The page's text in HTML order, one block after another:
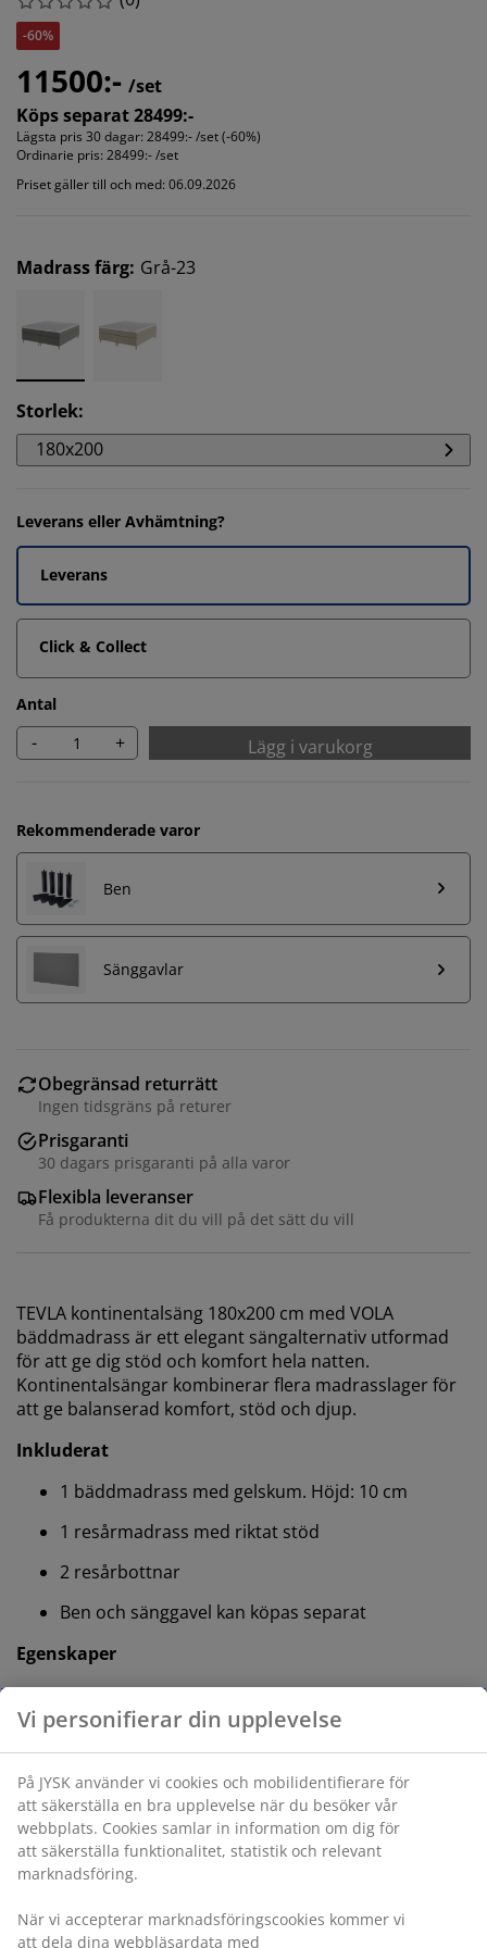
-60%
11500:- /set
Köps separat 28499:-
Lägsta pris 30 dagar: 28499:- /set (-60%)
Ordinarie pris: 28499:- /set
Priset gäller till och med: 06.09.2026
Madrass färg: Grå-23
Storlek:
180x200
Leverans eller Avhämtning?
Leverans
Click & Collect
Antal
- + Lägg i varukorg
Rekommenderade varor
Ben
Sänggavlar
Obegränsad returrätt
Ingen tidsgräns på returer
Prisgaranti
30 dagars prisgaranti på alla varor
Flexibla leveranser
Få produkterna dit du vill på det sätt du vill
TEVLA kontinentalsäng 180x200 cm med VOLA
bäddmadrass är ett elegant sängalternativ utformad
för att ge dig stöd och komfort hela natten.
Kontinentalsängar kombinerar flera madrasslager för
att ge balanserad komfort, stöd och djup.
Inkluderat
1 bäddmadrass med gelskum. Höjd: 10 cm
1 resårmadrass med riktat stöd
2 resårbottnar
Ben och sänggavel kan köpas separat
Egenskaper
Storlek:B180 x L200 cm. Höjd: 56 cm
Mjuk madrass: Omslutande och följsam
Färg:Grå-23
OEKO-TEX® STANDARD 100:Testad för skadliga
ämnen
FSC® Mix:
återvunna eller andra kontrollerade källor